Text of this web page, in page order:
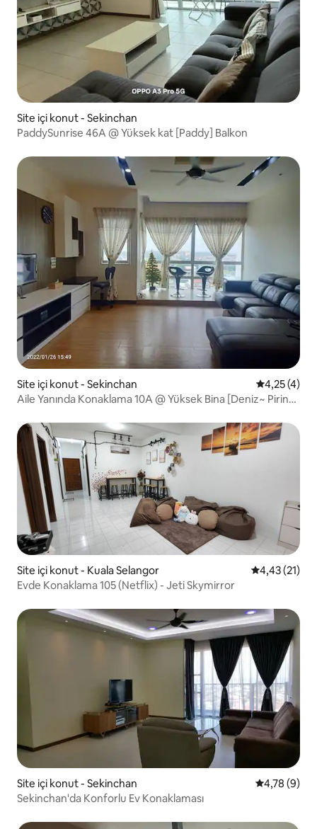
Site içi konut - Sekinchan
PaddySunrise 46A @ Yüksek kat [Paddy] Balkon
Site içi konut - Sekinchan 5 üzerinden
4,25 (4)
Aile Yanında Konaklama 10A @ Yüksek Bina [Deniz~ Pirinç
Site içi konut - Kuala Selangor 5 üzerinden
4,43 (21)
Evde Konaklama 105 (Netflix) - Jeti Skymirror
Site içi konut - Sekinchan 5 üzerinden
4,78 (9)
Sekinchan'da Konforlu Ev Konaklaması